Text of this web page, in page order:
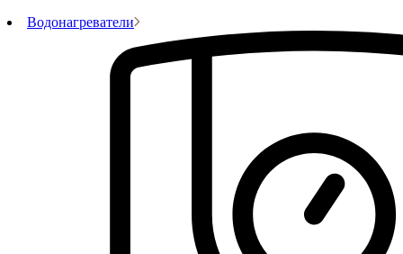
Водонагреватели